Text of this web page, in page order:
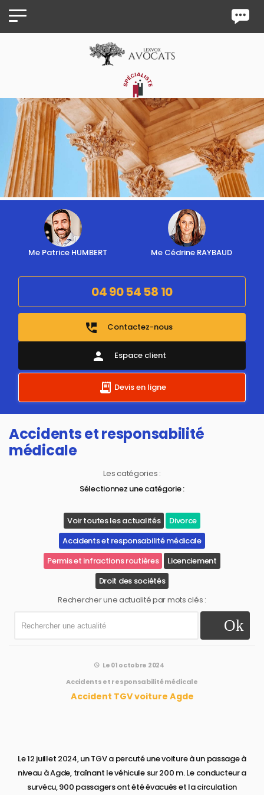
Me Patrice HUMBERT Me Cédrine RAYBAUD
04 90 54 58 10
perm_phone_msg Contactez-nous
person Espace client
Devis en ligne
Accidents et responsabilité
médicale
Les catégories :
Sélectionnez une catégorie :
Voir toutes les actualités
Divorce
Accidents et responsabilité médicale
Permis et infractions routières
Licenciement
Droit des sociétés
Rechercher une actualité par mots clés :
Le 01 octobre 2024
Accidents et responsabilité médicale
Accident TGV voiture Agde
Le 12 juillet 2024, un TGV a percuté une voiture à un passage à
niveau à Agde, traînant le véhicule sur 200 m. Le conducteur a
survécu, 900 passagers ont été évacués et la circulation